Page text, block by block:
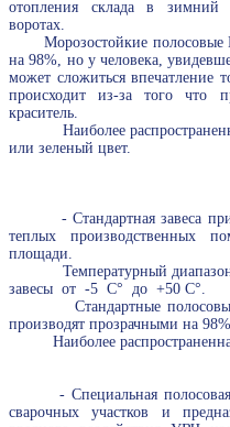
отопления склада в зимний
воротах.
Морозостойкие полосовые
на 98%, но у человека,
может сложиться впечатление
происходит из-за того что
краситель.
Наиболее
или зеленый цвет.
- Стандартная завеса
теплых производственных
площади.
Температурный диапазон
завесы от -5 С° до +50 С°.
Стандартные полосовые
производят прозрачными на 98%.
Наиболее распространенная
- Специальная полосовая
сварочных участков и